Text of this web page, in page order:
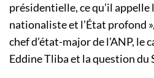
présidentielle, ce qu’il appelle
nationaliste et l’État profond
chef d’état-major de l’ANP, le
Eddine Tliba et la question du